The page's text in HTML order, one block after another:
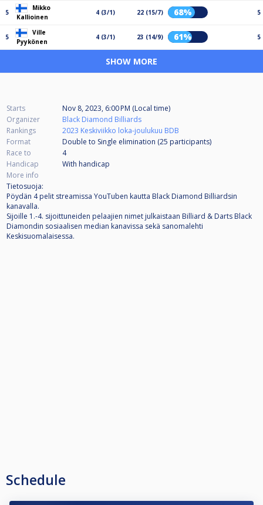
5
Mikko
Kallioinen
4 (3/1) 22 (15/7) 68% 5
5
Ville
Pyykönen
4 (3/1) 23 (14/9) 61% 5
SHOW MORE
Starts
Nov 8, 2023, 6:00 PM (Local time)
Organizer
Black Diamond Billiards
Rankings
2023 Keskiviikko loka-joulukuu BDB
Format
Double to Single elimination (25 participants)
Race to
4
Handicap
With handicap
More info
Tietosuoja:
Pöydän 4 pelit streamissa YouTuben kautta Black Diamond Billiardsin
kanavalla.
Sijoille 1.-4. sijoittuneiden pelaajien nimet julkaistaan Billiard & Darts Black
Diamondin sosiaalisen median kanavissa sekä sanomalehti
Keskisuomalaisessa.
Schedule